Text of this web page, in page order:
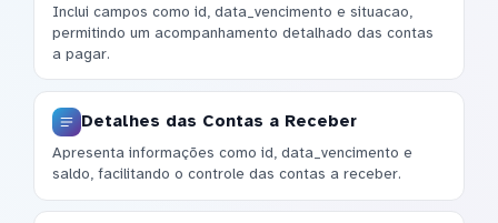
Inclui campos como id, data_vencimento e situacao,
permitindo um acompanhamento detalhado das contas
a pagar.
Detalhes das Contas a Receber
Apresenta informações como id, data_vencimento e
saldo, facilitando o controle das contas a receber.